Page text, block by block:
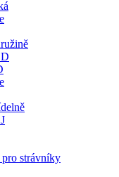
strávníky